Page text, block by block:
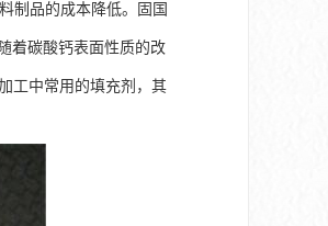
制品的成本降低。固国
着碳酸钙表面性质的改
工中常用的填充剂，其